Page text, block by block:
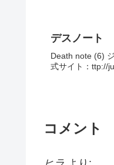
デスノート
Death note (6)
式サイト：ttp://
コメント